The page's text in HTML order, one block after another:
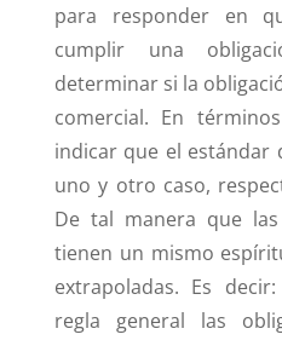
para responder en
cumplir una
determinar si la
comercial. En
indicar que el estándar
uno y otro caso,
De tal manera que
tienen un mismo
extrapoladas. Es
regla general las